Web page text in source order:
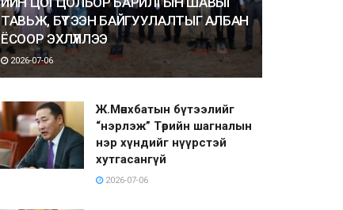
ТАВЬЖ, БҮТЭЭН БАЙГУУЛАЛТЫГ АЛБАН
ЁСООР ЭХЛҮҮЛЛЭЭ
2026-07-06
Ж.Мөнхбатын бүтээлийг
“нэрлэж” Төрийн шагналын
нэр хүндийг нүүрстэй
хутгасангүй
2026-07-06